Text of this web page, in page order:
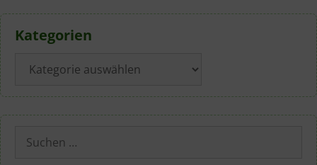
Kategorien
Suchen
nach: